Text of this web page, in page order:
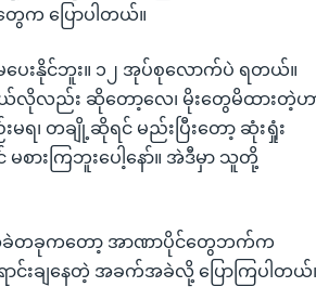
က ပြောပါတယ်။
ေးနိုင်ဘူး။ ၁၂ အုပ်စုလောက်ပဲ ရတယ်။
ယ်လိုလည်း ဆိုတော့လေ၊ မိုးတွေမိထားတဲ့ဟ
မရ၊ တချို့ဆိုရင် မည်းပြီးတော့ ဆုံးရှုံး
ားကြဘူးပေါ့နော်။ အဲဒီမှာ သူတို့
တခုကတော့ အာဏာပိုင်တွေဘက်က
င်းချနေတဲ့ အခက်အခဲလို့ ပြောကြပါတယ်